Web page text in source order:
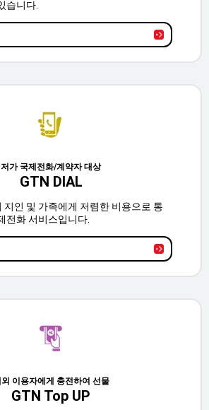
습니다.
저가 국제전화/계약자 대상
GTN DIAL
지인 및 가족에게 저렴한 비용으로 통
전화 서비스입니다.
이용자에게 충전하여 선물
GTN Top UP